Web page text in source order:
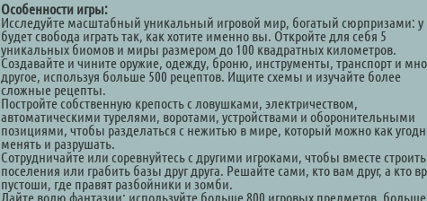
Особенности игры:
Исследуйте масштабный уникальный игровой мир, богатый сюрпризами: у
будет свобода играть так, как хотите именно вы. Откройте для себя 5
уникальных биомов и миры размером до 100 квадратных километров.
Создавайте и чините оружие, одежду, броню, инструменты, транспорт и
другое, используя больше 500 рецептов. Ищите схемы и изучайте более
сложные рецепты.
Постройте собственную крепость с ловушками, электричеством,
автоматическими турелями, воротами, устройствами и оборонительными
позициями, чтобы разделаться с нежитью в мире, который можно как
менять и разрушать.
Сотрудничайте или соревнуйтесь с другими игроками, чтобы вместе строить
поселения или грабить базы друг друга. Решайте сами, кто вам друг, а кто
пустоши, где правят разбойники и зомби.
Дайте волю фантазии: используйте больше 800 игровых предметов, больше